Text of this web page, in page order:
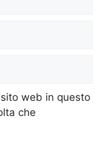
web in questo
che